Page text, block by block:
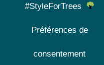
#StyleForTrees
Préférences de
consentement